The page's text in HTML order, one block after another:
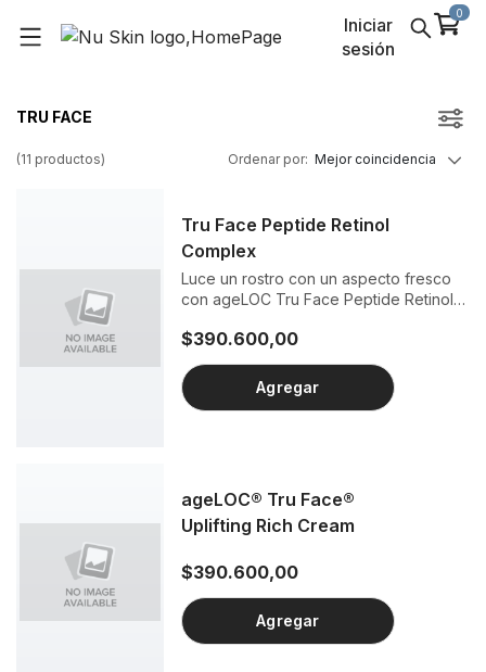
Iniciar
sesión
0
TRU FACE
(11 productos) Ordenar por: Mejor coincidencia
Tru Face Peptide Retinol
Complex
Luce un rostro con un aspecto fresco
con ageLOC Tru Face Peptide Retinol
fórmula, potenciada por una tecnología
única de péptidos idénticos a los
naturales que multiplica los beneficios
del retinol, ayudando a reducir
$390.600,00
Agregar
ageLOC® Tru Face®
Uplifting Rich Cream
$390.600,00
Agregar